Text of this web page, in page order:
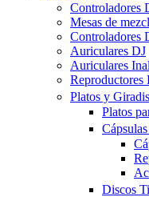
Controladores
Mesas de
Controladores
Auriculares DJ
Auriculares
Reproductores
Platos y
Platos
Discos